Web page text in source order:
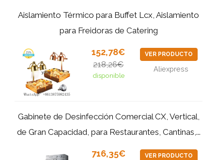
Aislamiento Térmico para Buffet Lcx, Aislamiento
para Freidoras de Catering
152,78€
218,26€
disponible
VER PRODUCTO
Aliexpress
Gabinete de Desinfección Comercial CX, Vertical,
de Gran Capacidad, para Restaurantes, Cantinas,...
716,35€ VER PRODUCTO